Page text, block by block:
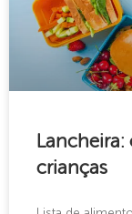
Lancheira:
crianças